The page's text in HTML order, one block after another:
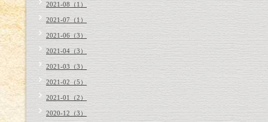
2021-08（1）
2021-07（1）
2021-06（3）
2021-04（3）
2021-03（3）
2021-02（5）
2021-01（2）
2020-12（3）